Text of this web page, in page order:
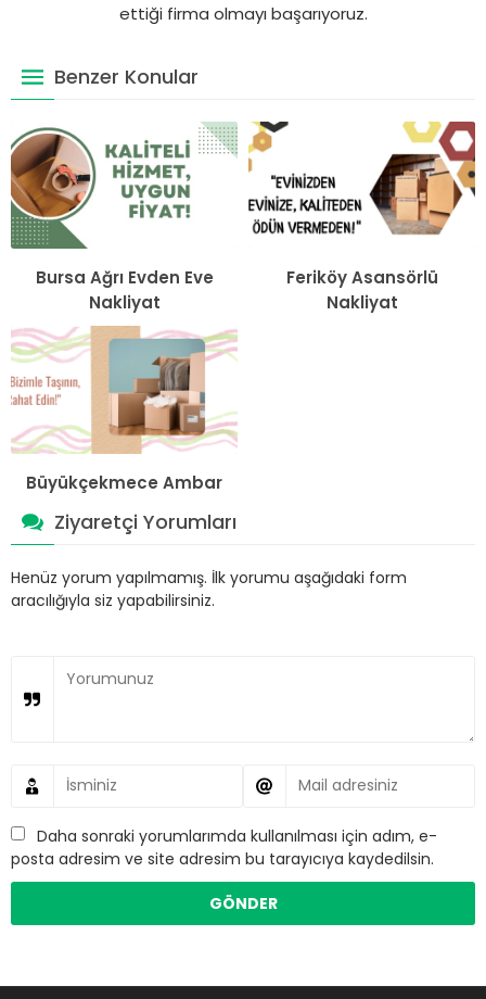
ettiği firma olmayı başarıyoruz.
Benzer Konular
Bursa Ağrı Evden Eve
Nakliyat
Feriköy Asansörlü
Nakliyat
Büyükçekmece Ambar
Ziyaretçi Yorumları
Henüz yorum yapılmamış. İlk yorumu aşağıdaki form
aracılığıyla siz yapabilirsiniz.
Daha sonraki yorumlarımda kullanılması için adım, e-
posta adresim ve site adresim bu tarayıcıya kaydedilsin.